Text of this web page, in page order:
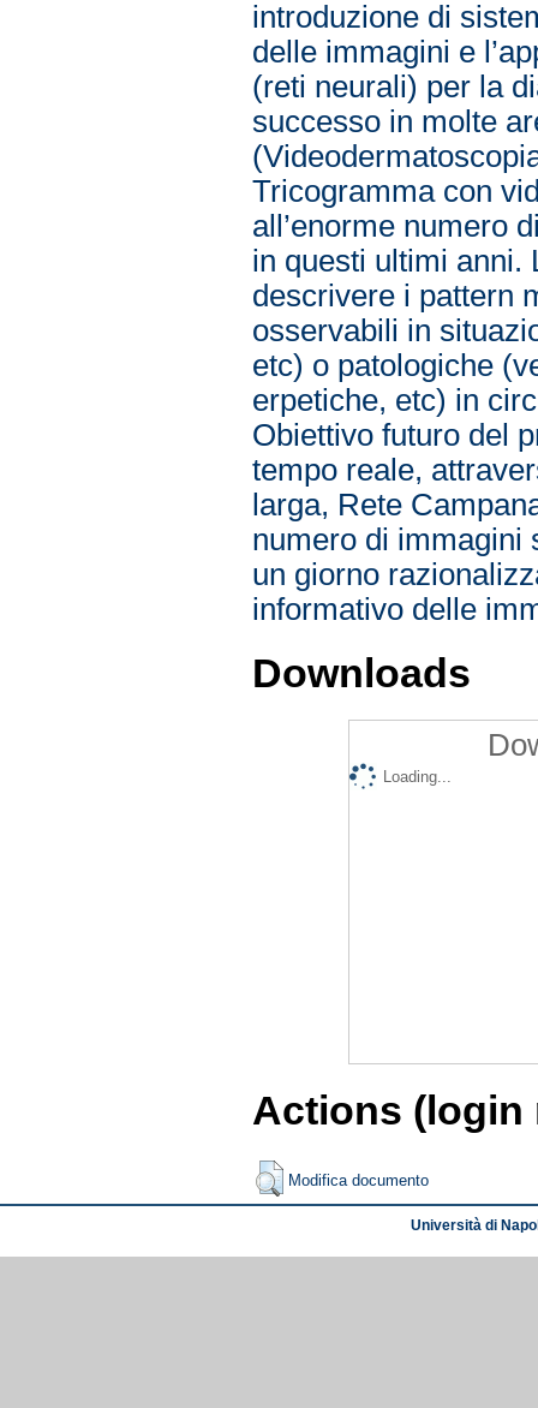
introduzione di
delle immagini e
(reti neurali) per la
successo in molte
Tricogramma con
all’enorme numero
in questi ultimi anni.
descrivere i pattern
osservabili in
etc) o patologiche
erpetiche, etc) in
Obiettivo futuro del
tempo reale,
larga, Rete
numero di immagini
un giorno
informativo delle
Downloads
Loading...
Actions (login
Modifica documento
Università di